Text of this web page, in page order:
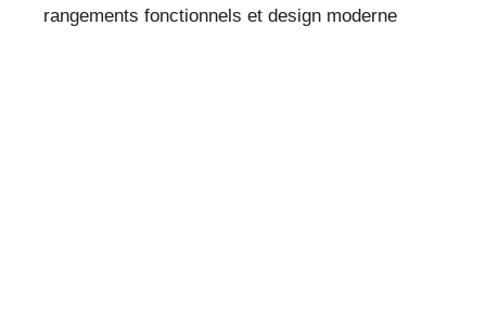
rangements fonctionnels et design moderne